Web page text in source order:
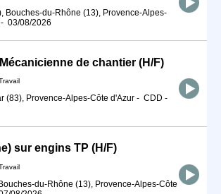
Bouches-du-Rhône (13), Provence-Alpes-
- 03/08/2026
de chantier (H/F)
(83), Provence-Alpes-Côte d'Azur - CDD -
sur engins TP (H/F)
du-Rhône (13), Provence-Alpes-Côte